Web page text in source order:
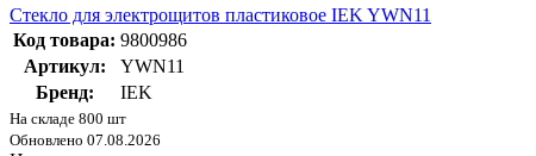
Стекло для электрощитов пластиковое IEK YWN11
Код товара: 9800986
Артикул:
YWN11
Бренд:
IEK
На складе 800 шт
Обновлено 07.08.2026